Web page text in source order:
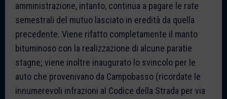
amministrazione, intanto, continua a pagare le rate
semestrali del mutuo lasciato in eredità da quella
precedente. Viene rifatto completamente il manto
bituminoso con la realizzazione di alcune paratie
stagne; viene inoltre inaugurato lo svincolo per le
auto che provenivano da Campobasso (ricordate le
innumerevoli infrazioni al Codice della Strada per via